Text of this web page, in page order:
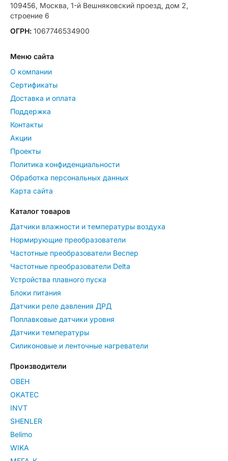
109456, Москва, 1-й Вешняковский проезд, дом 2,
строение 6
ОГРН: 1067746534900
Меню сайта
О компании
Сертификаты
Доставка и оплата
Поддержка
Контакты
Акции
Проекты
Политика конфиденциальности
Обработка персональных данных
Карта сайта
Каталог товаров
Датчики влажности и температуры воздуха
Нормирующие преобразователи
Частотные преобразователи Веспер
Частотные преобразователи Delta
Устройства плавного пуска
Блоки питания
Датчики реле давления ДРД
Поплавковые датчики уровня
Датчики температуры
Силиконовые и ленточные нагреватели
Производители
ОВЕН
OKATEC
INVT
SHENLER
Belimo
WIKA